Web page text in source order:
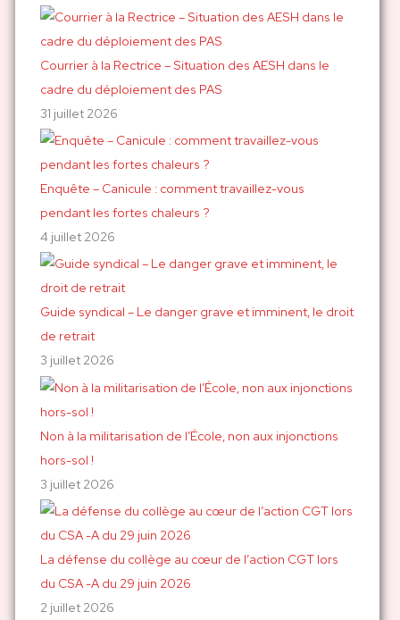
r
c
h
e
r
:
Courrier à la Rectrice – Situation des AESH dans le
cadre du déploiement des PAS
31 juillet 2026
Enquête – Canicule : comment travaillez-vous
pendant les fortes chaleurs ?
4 juillet 2026
Guide syndical – Le danger grave et imminent, le droit
de retrait
3 juillet 2026
Non à la militarisation de l’École, non aux injonctions
hors-sol !
3 juillet 2026
La défense du collège au cœur de l’action CGT lors
du CSA -A du 29 juin 2026
2 juillet 2026